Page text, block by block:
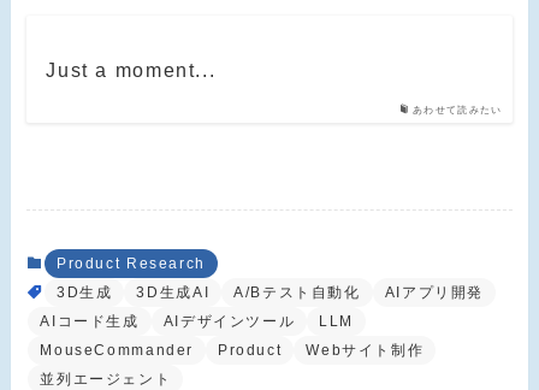
あわせて読みたい
Just a moment...
Product Research
3D生成
3D生成AI A/Bテスト自動化
AIアプリ開発
AIコード生成
AIデザインツール
LLM
MouseCommander
Product
Webサイト制作
並列エージェント